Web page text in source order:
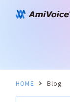
HOME Blog